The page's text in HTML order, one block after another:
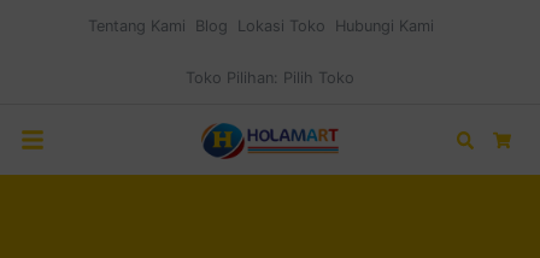
Tentang Kami Blog Lokasi Toko Hubungi Kami
Toko Pilihan: Pilih Toko
Search